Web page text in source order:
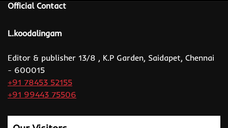
Official Contact
L.koodalingam
Editor & publisher 13/8 , K.P Garden, Saidapet, Chennai
- 600015
+91 78453 52155
+91 99443 75506